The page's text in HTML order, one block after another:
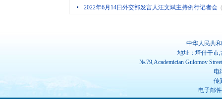
2022年6月14日外交部发言人汪文斌主持例行记者会
中华人民共
地址：塔什干市
№.79,Academician Gulomov
电
传
电子邮件